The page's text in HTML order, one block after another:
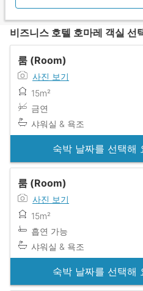
비즈니스 호텔 호마레 객실 선
룸 (Room)
사진 보기
15m²
금연
샤워실 & 욕조
숙박 날짜를 선택해
룸 (Room)
사진 보기
15m²
흡연 가능
샤워실 & 욕조
숙박 날짜를 선택해